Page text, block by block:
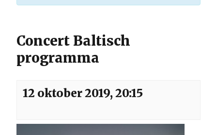
Concert Baltisch
programma
12 oktober 2019, 20:15